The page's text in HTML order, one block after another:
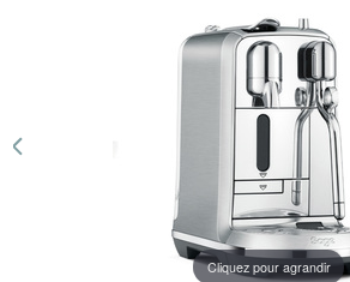
Cliquez pour agrandir